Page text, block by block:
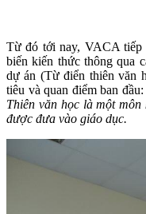
Từ đó tới nay, VACA tiếp
biến kiến thức thông qua
dự án (Từ điển thiên văn
tiêu và quan điểm ban đầu:
Thiên văn học là một
được đưa vào giáo dục.